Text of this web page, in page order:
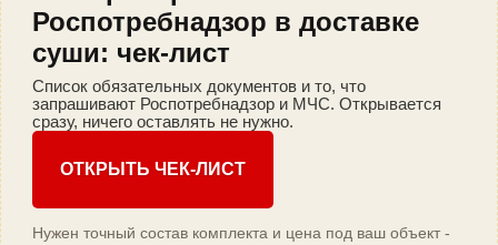
Роспотребнадзор в доставке
суши: чек-лист
Список обязательных документов и то, что
запрашивают Роспотребнадзор и МЧС. Открывается
сразу, ничего оставлять не нужно.
ОТКРЫТЬ ЧЕК-ЛИСТ
Нужен точный состав комплекта и цена под ваш объект -